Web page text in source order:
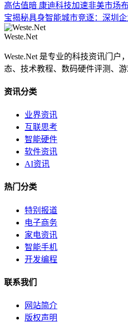
高估值暗 康迪科技加速非美市场
宝揭秘具身智能城市竞逐：深圳
Weste.Net
Weste.Net 是专业的科技资讯门户
态、技术教程、数码硬件评测、
资讯分类
业界资讯
互联思考
智能硬件
软件资讯
AI资讯
热门分类
特别报道
电子商务
家电资讯
智能手机
开发编程
联系我们
网站简介
版权声明